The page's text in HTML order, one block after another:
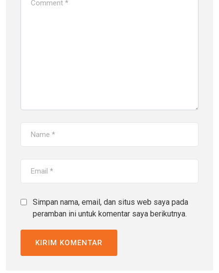
Simpan nama, email, dan situs web saya pada
peramban ini untuk komentar saya berikutnya.